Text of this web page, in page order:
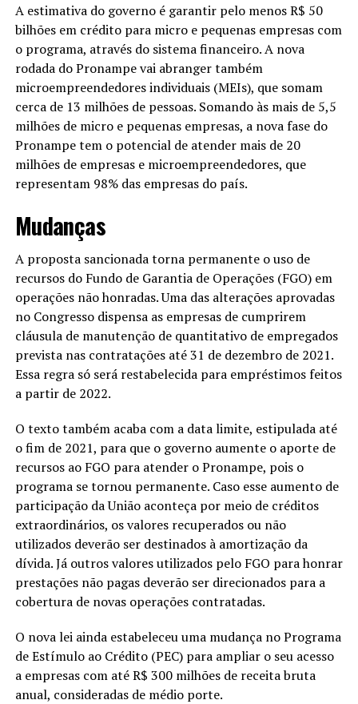
A estimativa do governo é garantir pelo menos R$ 50
bilhões em crédito para micro e pequenas empresas com
o programa, através do sistema financeiro. A nova
rodada do Pronampe vai abranger também
microempreendedores individuais (MEIs), que somam
cerca de 13 milhões de pessoas. Somando às mais de 5,5
milhões de micro e pequenas empresas, a nova fase do
Pronampe tem o potencial de atender mais de 20
milhões de empresas e microempreendedores, que
representam 98% das empresas do país.
Mudanças
A proposta sancionada torna permanente o uso de
recursos do Fundo de Garantia de Operações (FGO) em
operações não honradas. Uma das alterações aprovadas
no Congresso dispensa as empresas de cumprirem
cláusula de manutenção de quantitativo de empregados
prevista nas contratações até 31 de dezembro de 2021.
Essa regra só será restabelecida para empréstimos feitos
a partir de 2022.
O texto também acaba com a data limite, estipulada até
o fim de 2021, para que o governo aumente o aporte de
recursos ao FGO para atender o Pronampe, pois o
programa se tornou permanente. Caso esse aumento de
participação da União aconteça por meio de créditos
extraordinários, os valores recuperados ou não
utilizados deverão ser destinados à amortização da
dívida. Já outros valores utilizados pelo FGO para honrar
prestações não pagas deverão ser direcionados para a
cobertura de novas operações contratadas.
O nova lei ainda estabeleceu uma mudança no Programa
de Estímulo ao Crédito (PEC) para ampliar o seu acesso
a empresas com até R$ 300 milhões de receita bruta
anual, consideradas de médio porte.